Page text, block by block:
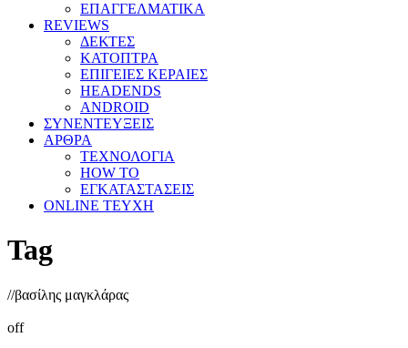
ΕΠΑΓΓΕΛΜΑΤΙΚΑ
REVIEWS
ΔΕΚΤΕΣ
ΚΑΤΟΠΤΡΑ
ΕΠΙΓΕΙΕΣ ΚΕΡΑΙΕΣ
HEADENDS
ANDROID
ΣΥΝΕΝΤΕΥΞΕΙΣ
ΑΡΘΡΑ
ΤΕΧΝΟΛΟΓΙΑ
HOW TO
ΕΓΚΑΤΑΣΤΑΣΕΙΣ
ONLINE TEYXH
Tag
//βασίλης μαγκλάρας
off